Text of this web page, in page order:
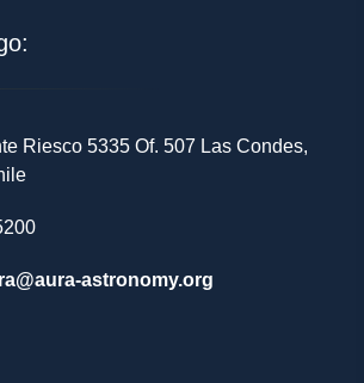
Riesco 5335 Of. 507 Las Condes,
astronomy.org